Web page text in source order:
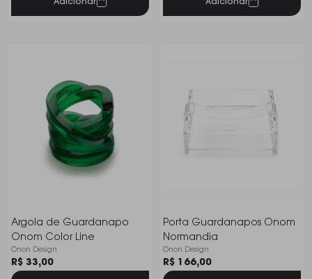
Adicionar Adicionar
Argola de Guardanapo
Onom Color Line
Onon Design
R$ 33,00
Porta Guardanapos Onom
Normandia
Onon Design
R$ 166,00